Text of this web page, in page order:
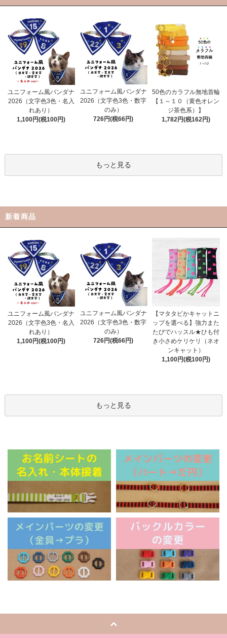
ユニフォーム風バンダナ
2026（文字色3色・名入
れあり）
1,100円(税100円)
ユニフォーム風バンダナ
2026（文字色3色・数字
のみ）
726円(税66円)
50色のカラフル無地首輪
【１～１０（黄色オレン
ジ茶色系）】
1,782円(税162円)
もっと見る
新着商品
ユニフォーム風バンダナ
2026（文字色3色・名入
れあり）
1,100円(税100円)
ユニフォーム風バンダナ
2026（文字色3色・数字
のみ）
726円(税66円)
【マタタビかキャットニ
ップを選べる】強力また
たびでハッスル★ひも付
き小さめケリケリ（ネオ
ンキャット）
1,100円(税100円)
もっと見る